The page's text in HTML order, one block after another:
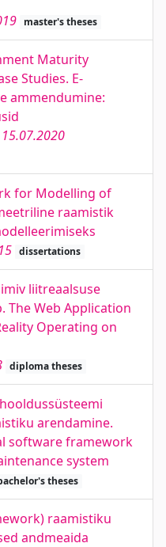
master's theses
Maturity
Studies. E-
ammendumine:
15.07.2020
for Modelling of
raamistik
dissertations
liitreaalsuse
Web Application
Operating on
diploma theses
arendamine.
software framework
system
theses
raamistiku
andmeaida